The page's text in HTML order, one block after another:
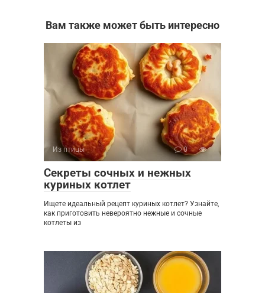
Вам также может быть интересно
Из птицы 0
Секреты сочных и нежных
куриных котлет
Ищете идеальный рецепт куриных котлет? Узнайте,
как приготовить невероятно нежные и сочные
котлеты из